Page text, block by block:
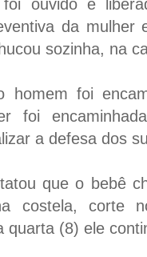
foi ouvido e
da mulher
sozinha, na
homem foi
foi
a defesa dos
que o bebê
costela, corte
quarta (8) ele